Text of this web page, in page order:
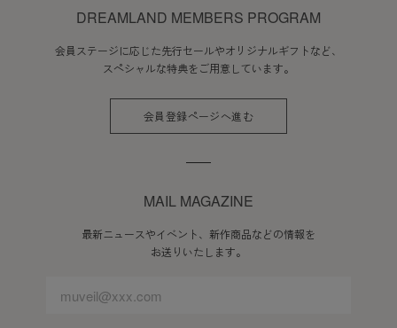
DREAMLAND MEMBERS PROGRAM
会員ステージに応じた先行セールやオリジナルギフトなど、
スペシャルな特典をご用意しています。
会員登録ページへ進む
MAIL MAGAZINE
最新ニュースやイベント、新作商品などの情報を
お送りいたします。